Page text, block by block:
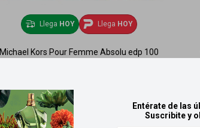
Entérate de las
Suscribite y
Llega HOY Llega HOY
Michael Kors Pour Femme Absolu edp 100